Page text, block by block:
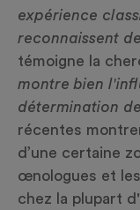
expérience
reconnaissent
témoigne la
montre bien
détermination
récentes
d’une certaine
œnologues et
chez la plupart